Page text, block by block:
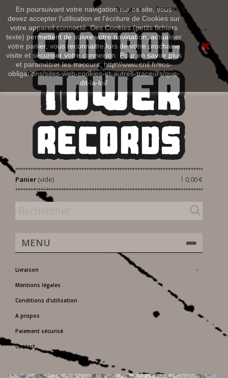
En poursuivant votre navigation sur ce site, vous
devez accepter l’utilisation et l'écriture de Cookies sur
votre appareil connecté. Ces Cookies (petits fichiers
texte) permettent de suivre votre navigation, actualiser
votre panier, vous reconnaitre lors de votre prochaine
visite et sécuriser votre connexion. Pour en savoir plus
et paramétrer les traceurs: http://www.cnil.fr/vos-
obligations/sites-web-cookies-et-autres-traceurs/que-
dit-la-loi/
Connexion
Français
Panier 0,00 €
|
(vide)
MENU
Livraison
Mentions légales
Conditions d'utilisation
A propos
Paiement sécurisé
Contact